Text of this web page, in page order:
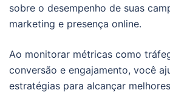
sobre o desempenho de suas
marketing e presença online.
Ao monitorar métricas como
conversão e engajamento, você
estratégias para alcançar